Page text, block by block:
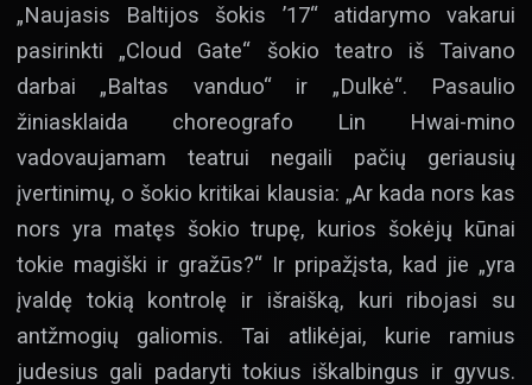
„Naujasis Baltijos šokis ’17“ atidarymo vakarui
pasirinkti „Cloud Gate“ šokio teatro iš Taivano
darbai „Baltas vanduo“ ir „Dulkė“. Pasaulio
žiniasklaida choreografo Lin Hwai-mino
vadovaujamam teatrui negaili pačių geriausių
įvertinimų, o šokio kritikai klausia: „Ar kada nors kas
nors yra matęs šokio trupę, kurios šokėjų kūnai
tokie magiški ir gražūs?“ Ir pripažįsta, kad jie „yra
įvaldę tokią kontrolę ir išraišką, kuri ribojasi su
antžmogių galiomis. Tai atlikėjai, kurie ramius
judesius gali padaryti tokius iškalbingus ir gyvus.